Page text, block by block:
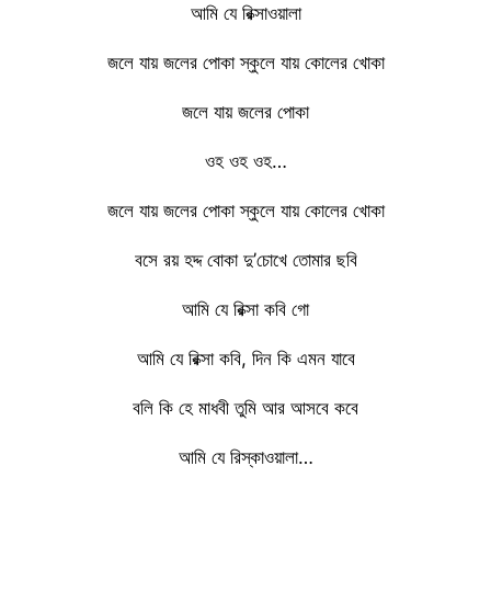
আমি যে রিক্সাওয়ালা
জলে যায় জলের পোকা স্কুলে যায় কোলের খোকা
জলে যায় জলের পোকা
ওহ ওহ ওহ…
জলে যায় জলের পোকা স্কুলে যায় কোলের খোকা
বসে রয় হদ্দ বোকা দু’চোখে তোমার ছবি
আমি যে রিক্সা কবি গো
আমি যে রিক্সা কবি, দিন কি এমন যাবে
বলি কি হে মাধবী তুমি আর আসবে কবে
আমি যে রিস্কাওয়ালা…